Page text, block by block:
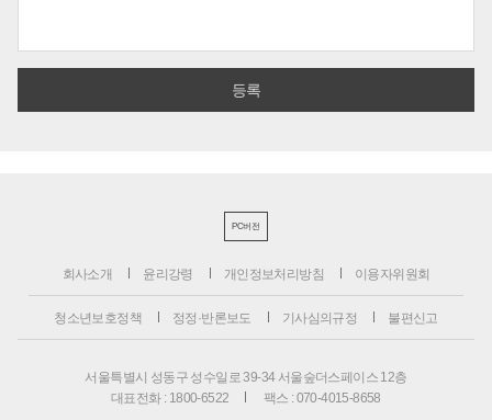
PC버전
회사소개 윤리강령 개인정보처리방침 이용자위원회
청소년보호정책 정정·반론보도 기사심의규정 불편신고
서울특별시 성동구 성수일로 39-34 서울숲더스페이스 12층
대표전화 : 1800-6522
팩스 : 070-4015-8658